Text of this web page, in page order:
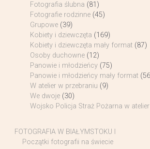
Fotografia ślubna (81)
Fotografie rodzinne (45)
Grupowe (39)
Kobiety i dziewczęta (169)
Kobiety i dziewczęta mały format (87)
Osoby duchowne (12)
Panowie i młodzieńcy (75)
Panowie i młodzieńcy mały format
W atelier w przebraniu (9)
We dwoje (30)
Wojsko Policja Straż Pożarna w atelier
FOTOGRAFIA W BIAŁYMSTOKU I
Początki fotografii na świecie